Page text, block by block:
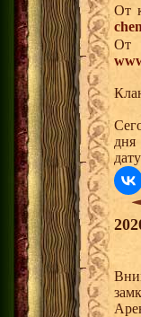
От
дня